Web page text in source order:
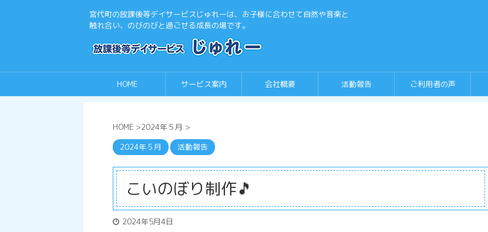
宮代町の放課後等デイサービスじゅれーは、お子様に合わせて自然や音楽と
触れ合い、のびのびと過ごせる成長の場です。
HOME サービス案内 会社概要 活動報告 ご利用者の声
HOME >2024年５月 >
2024年５月
活動報告
こいのぼり制作🎵
2024年5月4日